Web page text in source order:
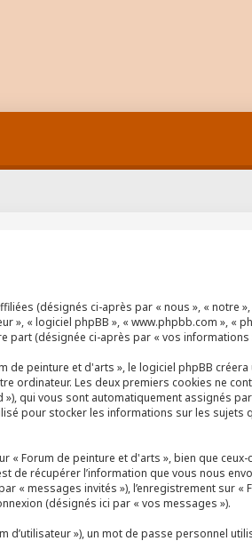
(désignés ci-après par « nous », « notre
« logiciel phpBB », « www.phpbb.com », «
part (désignée ci-après par « vos informations
peinture et d'arts », le logiciel phpBB
Les deux premiers cookies ne
qui vous sont automatiquement assignés
pour stocker les informations sur les sujets
Forum de peinture et d'arts », bien que
récupérer l’information que vous nous
« messages invités »), l’enregistrement sur
(désignés ici par « vos messages »).
»), un mot de passe personnel